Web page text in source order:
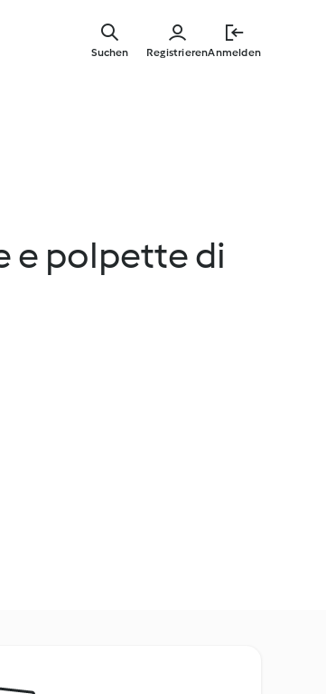
RegistrierenAnmelden
Suchen
e polpette di